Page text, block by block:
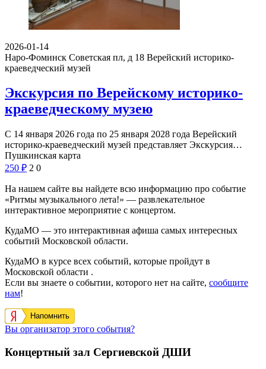
2026-01-14
Наро-Фоминск Советская пл, д 18 Верейский историко-
краеведческий музей
Экскурсия по Верейскому историко-
краеведческому музею
С 14 января 2026 года по 25 января 2028 года Верейский
историко-краеведческий музей представляет Экскурсия…
Пушкинская карта
250 ₽ 2 0
На нашем сайте вы найдете всю информацию про событие
«Ритмы музыкального лета!» — развлекательное
интерактивное мероприятие с концертом.
КудаМО — это интерактивная афиша самых интересных
событий Московской области.
КудаМО в курсе всех событий, которые пройдут в
Московской области .
Если вы знаете о событии, которого нет на сайте, сообщите
нам!
Напомнить
Вы организатор этого события?
Концертный зал Сергиевской ДШИ